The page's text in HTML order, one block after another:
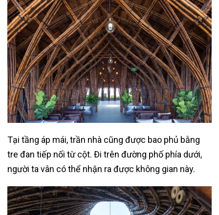
Tại tầng áp mái, trần nhà cũng được bao phủ bằng
tre đan tiếp nối từ cột. Đi trên đường phố phía dưới,
người ta vân có thể nhận ra được không gian này.